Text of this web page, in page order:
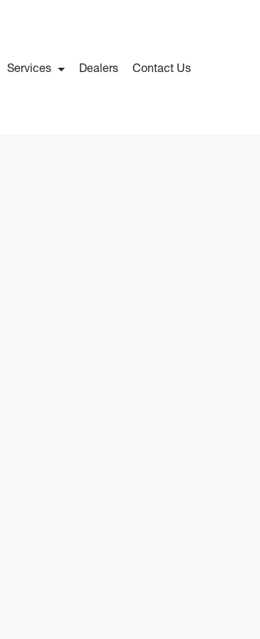
Services Dealers Contact Us